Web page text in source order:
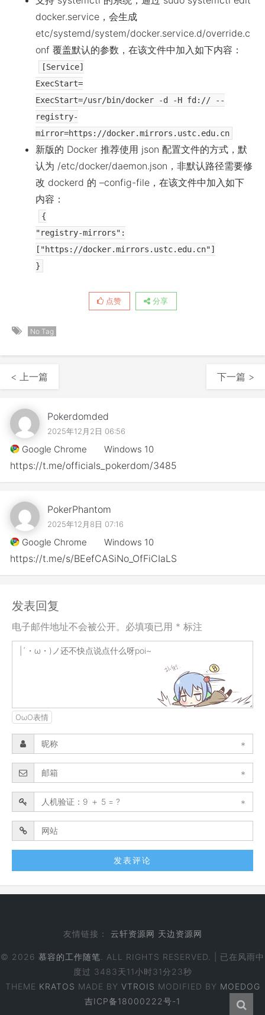
docker.service，会生成
etc/systemd/system/docker.service.d/override.c
onf 覆盖默认的参数，在该文件中加入如下内容：
[Service]
ExecStart=
ExecStart=/usr/bin/docker -d -H fd:// --
registry-
mirror=https://docker.mirrors.ustc.edu.cn
新版的 Docker 推荐使用 json 配置文件的方式，默
认为 /etc/docker/daemon.json，非默认路径需要修
改 dockerd 的 –config-file，在该文件中加入如下
内容：
{
"registry-mirrors":
["https://docker.mirrors.ustc.edu.cn"]
}
点赞 分享
No Tag
< 上一篇 下一篇 >
Pokerdomded
2025年12月2日 06:56
Google Chrome Windows 10
https://t.me/officials_pokerdom/3485
PokerPhantom
2025年12月8日 07:16
Google Chrome Windows 10
https://t.me/s/BEefCASiNo_OfFiCIaLS
发表回复
电子邮件地址不会被公开。必填项已用 * 标注
OωO表情
*
*
*
友情链接： 云轩资源网 天边资源网
© 2026 慕容的工作随笔 . ALL RIGHTS RESERVED. | 已在风雨中
度过 3483天11小时31分23秒
THEME KRATOS MADE BY VTROIS MODIFIED BY MOEDOG
吉ICP备18000222号-1